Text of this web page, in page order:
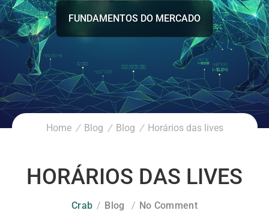
FUNDAMENTOS DO MERCADO
Home Blog Blog Horários das lives
HORÁRIOS DAS LIVES
Crab Blog No Comment